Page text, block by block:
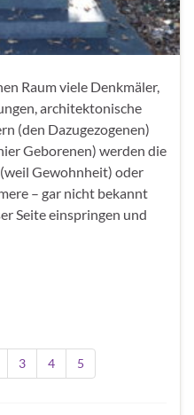
Raum viele Denkmäler,
architektonische
(den Dazugezogenen)
Geborenen) werden die
Gewohnheit) oder
– gar nicht bekannt
Seite einspringen und
3 4 5